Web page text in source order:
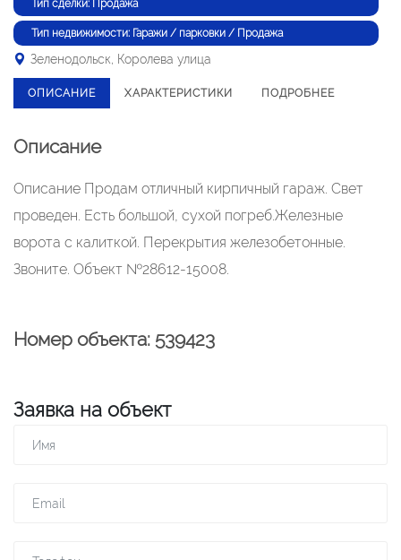
Тип сделки: Продажа
Тип недвижимости: Гаражи / парковки / Продажа
Зеленодольск, Королева улица
ОПИСАНИЕ ХАРАКТЕРИСТИКИ ПОДРОБНЕЕ
Описание
Описание Продам отличный кирпичный гараж. Свет
проведен. Есть большой, сухой погреб.Железные
ворота с калиткой. Перекрытия железобетонные.
Звоните. Объект №28612-15008.
Номер объекта: 539423
Заявка на объект